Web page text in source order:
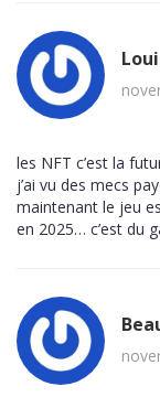
les NFT c’est la
j’ai vu des mecs
maintenant le jeu
en 2025… c’est du